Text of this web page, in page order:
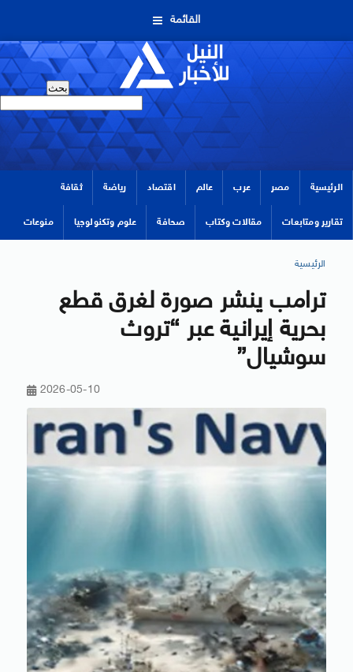
القائمة
الرئيسية مصر عرب عالم اقتصاد رياضة ثقافة
تقارير ومتابعات مقالات وكتاب صحافة علوم وتكنولوجيا منوعات
الرئيسية
ترامب ينشر صورة لغرق قطع
بحرية إيرانية عبر “تروث
سوشيال”
2026-05-10